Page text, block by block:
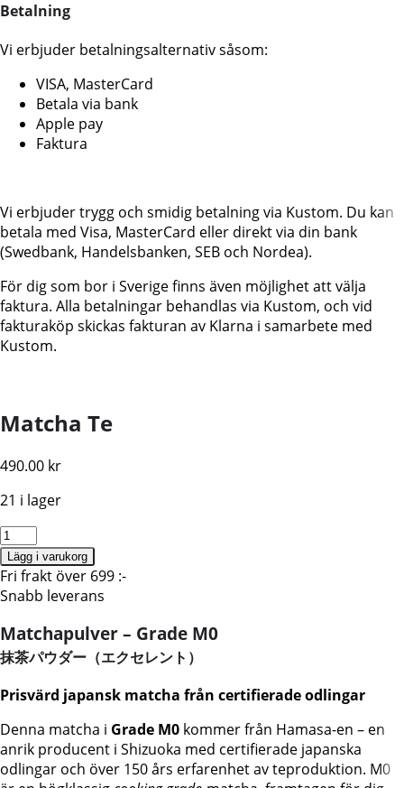
Betalning
Vi erbjuder betalningsalternativ såsom:
VISA, MasterCard
Betala via bank
Apple pay
Faktura
Vi erbjuder trygg och smidig betalning via Kustom. Du kan
betala med Visa, MasterCard eller direkt via din bank
(Swedbank, Handelsbanken, SEB och Nordea).
För dig som bor i Sverige finns även möjlighet att välja
faktura. Alla betalningar behandlas via Kustom, och vid
fakturaköp skickas fakturan av Klarna i samarbete med
Kustom.
Matcha Te
490.00 kr
21 i lager
Te
Matcha
pulver,
400g
mängd
Lägg i varukorg
Fri frakt över 699 :-
Snabb leverans
Matchapulver – Grade M0
抹茶パウダー（エクセレント）
Prisvärd japansk matcha från certifierade odlingar
Denna matcha i Grade M0 kommer från Hamasa-en – en
anrik producent i Shizuoka med certifierade japanska
odlingar och över 150 års erfarenhet av teproduktion. M0